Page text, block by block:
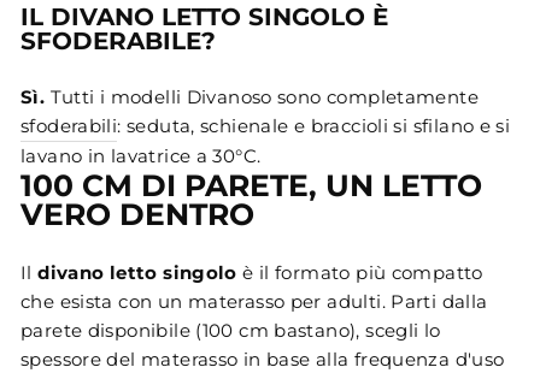
IL DIVANO LETTO SINGOLO È
SFODERABILE?
Sì. Tutti i modelli Divanoso sono completamente
sfoderabili: seduta, schienale e braccioli si sfilano e si
lavano in lavatrice a 30°C.
100 CM DI PARETE, UN LETTO
VERO DENTRO
Ildivano letto singolo è il formato più compatto
che esista con un materasso per adulti. Parti dalla
parete disponibile (100 cm bastano), scegli lo
spessore del materasso in base alla frequenza d'uso